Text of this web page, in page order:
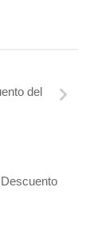
del